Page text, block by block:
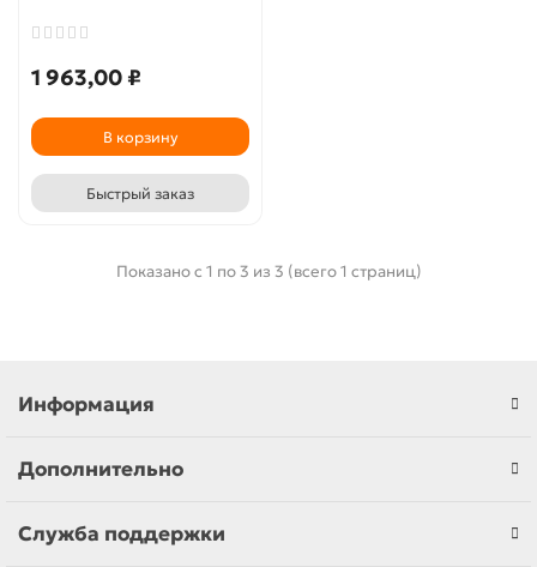
1 963,00 ₽
В корзину
Быстрый заказ
Показано с 1 по 3 из 3 (всего 1 страниц)
Информация
Дополнительно
Служба поддержки